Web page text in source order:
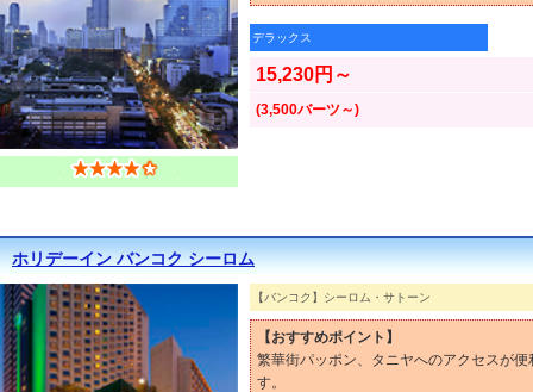
デラックス
15,230円～
(3,500バーツ～)
ホリデーイン バンコク シーロム
【バンコク】シーロム・サトーン
【おすすめポイント】
繁華街パッポン、タニヤへのアクセスが
す。